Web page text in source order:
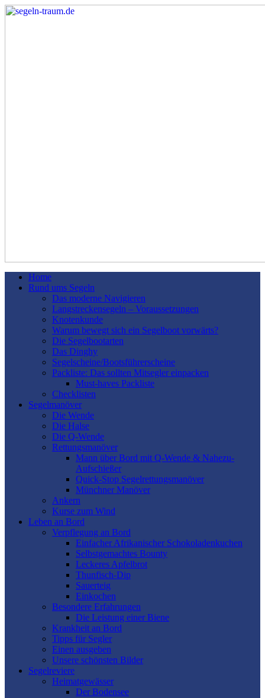
Home
Rund ums Segeln
Das moderne Navigieren
Langstreckensegeln – Voraussetzungen
Knotenkunde
Warum bewegt sich ein Segelboot vorwärts?
Die Segelbootarten
Das Dinghy
Segelscheine/Bootsführerscheine
Packliste: Das sollten Mitsegler einpacken
Must-haves Packliste
Checklisten
Segelmanöver
Die Wende
Die Halse
Die Q-Wende
Rettungsmanöver
Mann über Bord mit Q-Wende & Nahezu-
Aufschießer
Quick-Stop Segelrettungsmanöver
Münchner Manöver
Ankern
Kurse zum Wind
Leben an Bord
Verpflegung an Bord
Einfacher Afrikanischer Schokoladenkuchen
Selbstgemachtes Bounty
Leckeres Apfelbrot
Thunfisch-Dip
Sauerteig
Einkochen
Besondere Erfahrungen
Die Leistung einer Biene
Krankheit an Bord
Tipps für Segler
Einen ausgeben
Unsere schönsten Bilder
Segelreviere
Heimatgewässer
Der Bodensee